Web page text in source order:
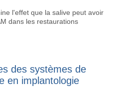
l'effet que la salive peut avoir
dans les restaurations
des systèmes de
en implantologie